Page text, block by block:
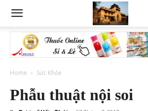
Home Sức Khỏe
Phẫu thuật nội soi